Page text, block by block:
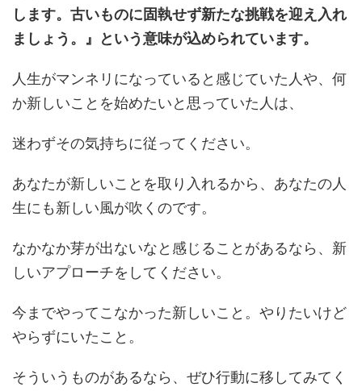
します。古いものに固執せず新たな挑戦を迎え入れ
ましょう。』という意味が込められています。
人生がマンネリになっていると感じていた人や、何
か新しいことを始めたいと思っていた人は、
迷わずその気持ちに従ってください。
あなたが新しいことを取り入れるから、あなたの人
生にも新しい風が吹くのです。
なかなか芽が出ないなと感じることがあるなら、新
しいアプローチをしてください。
今までやってこなかった新しいこと。やりたいけど
やらずにいたこと。
そういうものがあるなら、ぜひ行動に移してみてく